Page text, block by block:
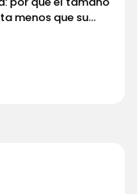
menos que su